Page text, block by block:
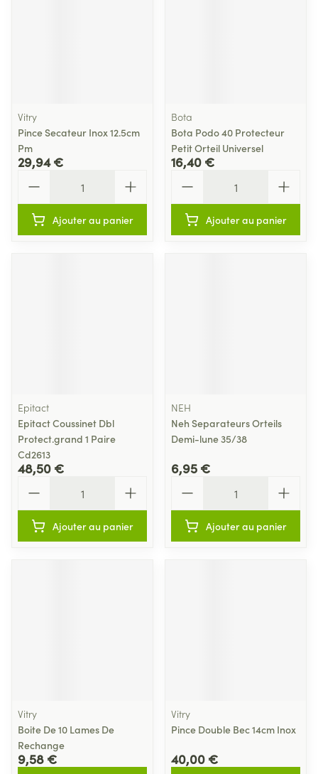
Vitry
Pince Secateur Inox 12.5cm
Pm
29,94 €
Ajouter au panier
Bota
Bota Podo 40 Protecteur
Petit Orteil Universel
16,40 €
Ajouter au panier
Epitact
Epitact Coussinet Dbl
Protect.grand 1 Paire
Cd2613
48,50 €
Ajouter au panier
NEH
Neh Separateurs Orteils
Demi-lune 35/38
6,95 €
Ajouter au panier
Vitry
Boite De 10 Lames De
Rechange
9,58 €
Vitry
Pince Double Bec 14cm Inox
40,00 €